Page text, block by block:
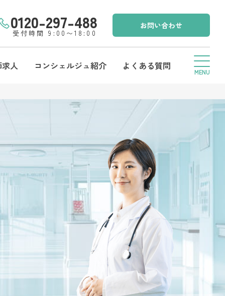
0120-297-488
受付時間 9:00〜18:00
お問い合わせ
人 コンシェルジュ紹介 よくある質問